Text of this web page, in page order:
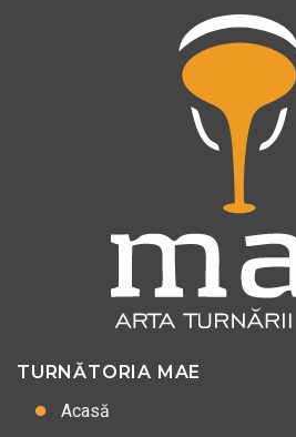
TURNĂTORIA MAE
Acasă